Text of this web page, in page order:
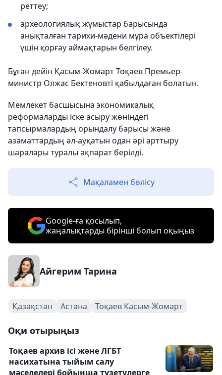
реттеу;
археологиялық жұмыстар барысында
анықталған тарихи-мәдени мұра объектілері
үшін қорғау аймақтарын белгілеу.
Бұған дейін Қасым-Жомарт Тоқаев Премьер-
министр Олжас Бектеновті қабылдаған болатын.
Мемлекет басшысына экономикалық
реформаларды іске асыру жөніндегі
тапсырмалардың орындалу барысы және
азаматтардың әл-ауқатын одан әрі арттыру
шаралары туралы ақпарат берілді.
Мақаламен бөлісу
Google-ға қосылып,
жаңалықтарды бірінші болып оқыңыз
Айгерим Тарина
Қазақстан Астана Тоқаев Касым-Жомарт
Оқи отырыңыз
Тоқаев архив ісі және ЛГБТ
насихатына тыйым салу
мәселелері бойынша түзетулерге